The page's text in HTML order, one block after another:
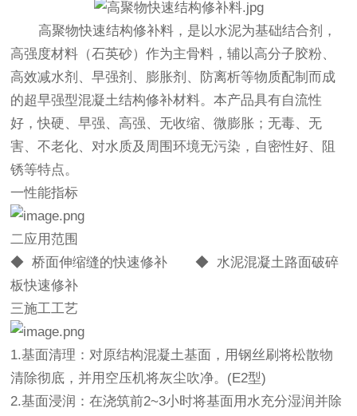
高聚物快速结构修补料，是以水泥为基础结合剂，
高强度材料（石英砂）作为主骨料，辅以高分子胶粉、
高效减水剂、早强剂、膨胀剂、防离析等物质配制而成
的超早强型混凝土结构修补材料。本产品具有自流性
好，快硬、早强、高强、无收缩、微膨胀；无毒、无
害、不老化、对水质及周围环境无污染，自密性好、阻
锈等特点。
一性能指标
二应用范围
◆ 桥面伸缩缝的快速修补 ◆ 水泥混凝土路面破碎
板快速修补
三施工工艺
1.基面清理：对原结构混凝土基面，用钢丝刷将松散物
清除彻底，并用空压机将灰尘吹净。(E2型)
2.基面浸润：在浇筑前2~3小时将基面用水充分湿润并除